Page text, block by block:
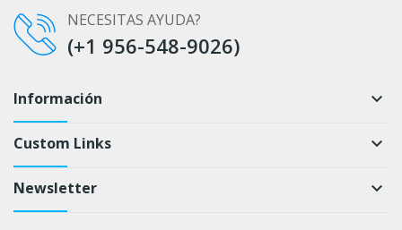
NECESITAS AYUDA?
(+1 956-548-9026)
Información keyboard_arrow_down
Custom Links keyboard_arrow_down
Newsletter keyboard_arrow_down